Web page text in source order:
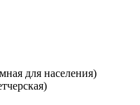
для населения)